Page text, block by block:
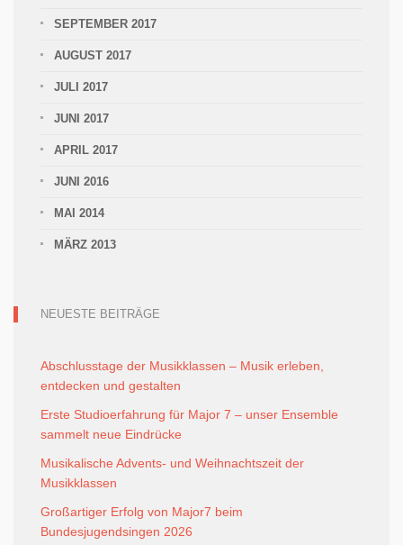
SEPTEMBER 2017
AUGUST 2017
JULI 2017
JUNI 2017
APRIL 2017
JUNI 2016
MAI 2014
MÄRZ 2013
NEUESTE BEITRÄGE
Abschlusstage der Musikklassen – Musik erleben,
entdecken und gestalten
Erste Studioerfahrung für Major 7 – unser Ensemble
sammelt neue Eindrücke
Musikalische Advents- und Weihnachtszeit der
Musikklassen
Großartiger Erfolg von Major7 beim
Bundesjugendsingen 2026